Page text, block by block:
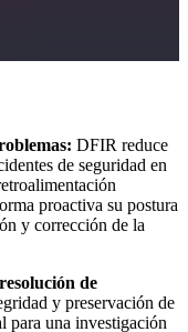
DFIR reduce
de seguridad en
proactiva su postura
y corrección de la
de
y preservación de
para una investigación